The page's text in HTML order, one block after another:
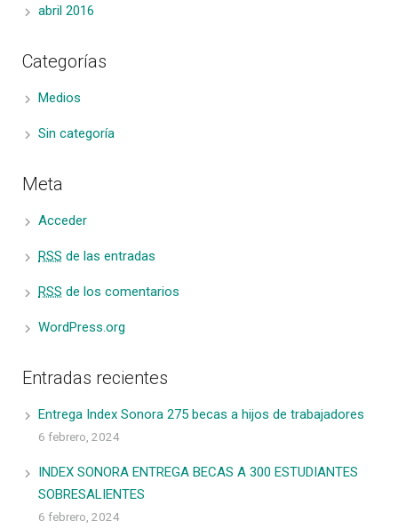
abril 2016
Categorías
Medios
Sin categoría
Meta
Acceder
RSS de las entradas
RSS de los comentarios
WordPress.org
Entradas recientes
Entrega Index Sonora 275 becas a hijos de trabajadores
6 febrero, 2024
INDEX SONORA ENTREGA BECAS A 300 ESTUDIANTES
SOBRESALIENTES
6 febrero, 2024